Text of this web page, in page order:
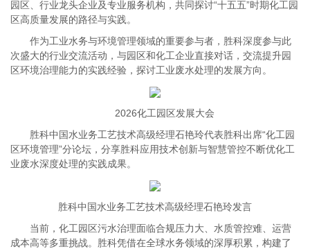
园区、行业龙头企业及专业服务机构，共同探讨“十五五”时期化工园
区高质量发展的路径与实践。
作为工业水务与环境管理领域的重要参与者，胜科深度参与此
次盛大的行业交流活动，与园区和化工企业直接对话，交流提升园
区环境治理能力的实践经验，探讨工业废水处理的发展方向。
2026化工园区发展大会
胜科中国水业务工艺技术高级经理石艳玲代表胜科出席“化工园
区环境管理”分论坛，分享胜科应用技术创新与智慧管控不断优化工
业废水深度处理的实践成果。
胜科中国水业务工艺技术高级经理石艳玲发言
当前，化工园区污水治理面临合规压力大、水质管控难、运营
成本高等多重挑战。胜科凭借在全球水务领域的深厚积累，构建了